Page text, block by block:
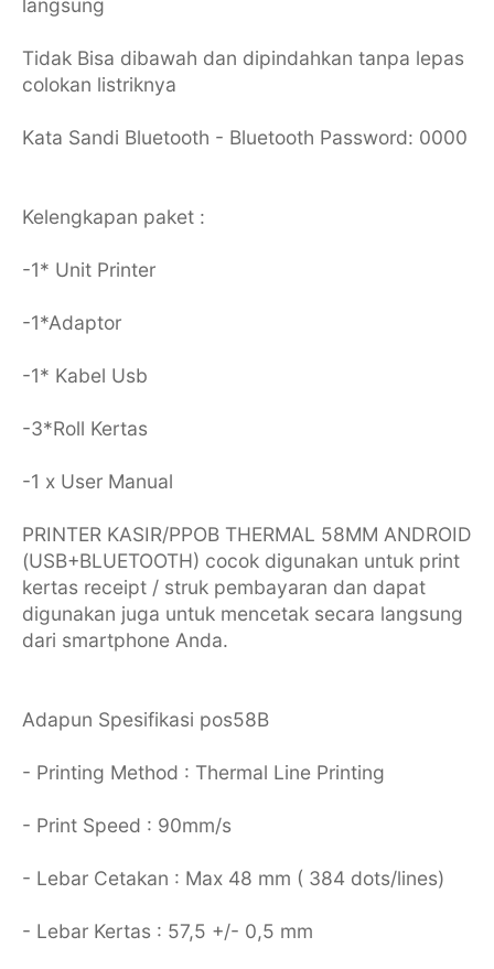
langsung
Tidak Bisa dibawah dan dipindahkan tanpa lepas
colokan listriknya
Kata Sandi Bluetooth - Bluetooth Password: 0000
Kelengkapan paket :
-1* Unit Printer
-1*Adaptor
-1* Kabel Usb
-3*Roll Kertas
-1 x User Manual
PRINTER KASIR/PPOB THERMAL 58MM ANDROID
(USB+BLUETOOTH) cocok digunakan untuk print
kertas receipt / struk pembayaran dan dapat
digunakan juga untuk mencetak secara langsung
dari smartphone Anda.
Adapun Spesifikasi pos58B
- Printing Method : Thermal Line Printing
- Print Speed : 90mm/s
- Lebar Cetakan : Max 48 mm ( 384 dots/lines)
- Lebar Kertas : 57,5 +/- 0,5 mm